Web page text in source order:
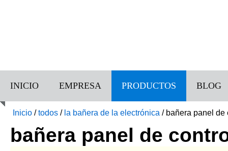
INICIO EMPRESA PRODUCTOS BLOG
Inicio /todos / la bañera de la electrónica / bañera panel de
bañera panel de